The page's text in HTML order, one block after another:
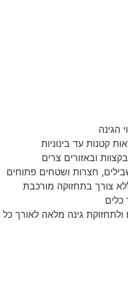
הגינה
ובאזורים צרים
חצרות ושטחים פתוחים
צורך בתחזוקה מורכבת
גינה מלאה לאורך כל